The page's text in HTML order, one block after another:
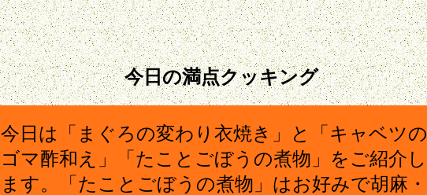
今日の満点クッキング
今日は「まぐろの変わり衣焼き」と「キャベツの
ゴマ酢和え」「たことごぼうの煮物」をご紹介し
ます。「たことごぼうの煮物」はお好みで胡麻・